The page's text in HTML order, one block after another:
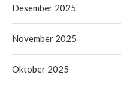
Desember 2025
November 2025
Oktober 2025